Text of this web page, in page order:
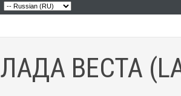
ЛАДА ВЕСТА